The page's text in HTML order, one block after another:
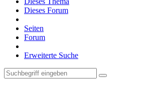
Dieses Forum
Seiten
Forum
Erweiterte Suche